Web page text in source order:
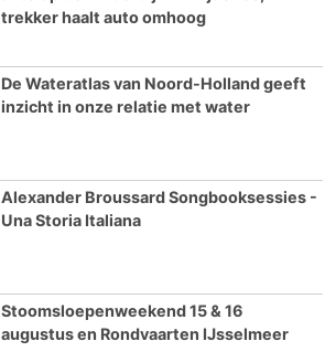
trekker haalt auto omhoog
De Wateratlas van Noord-Holland geeft
inzicht in onze relatie met water
Alexander Broussard Songbooksessies -
Una Storia Italiana
Stoomsloepenweekend 15 & 16
augustus en Rondvaarten IJsselmeer